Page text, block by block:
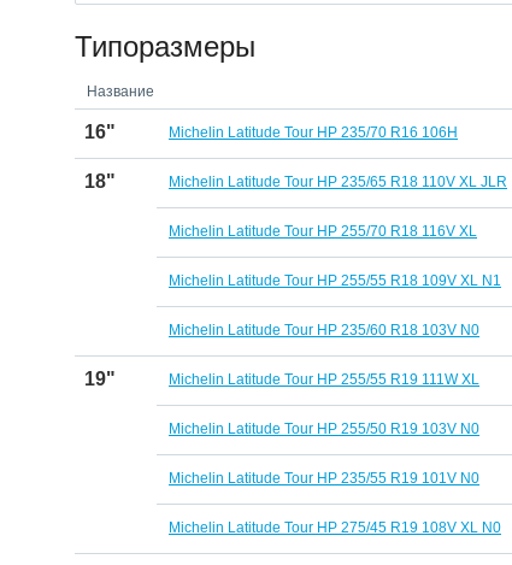
Типоразмеры
Название
16" Michelin Latitude Tour HP 235/70 R16 106H
18" Michelin Latitude Tour HP 235/65 R18 110V XL JLR
Michelin Latitude Tour HP 255/70 R18 116V XL
Michelin Latitude Tour HP 255/55 R18 109V XL N1
Michelin Latitude Tour HP 235/60 R18 103V N0
19" Michelin Latitude Tour HP 255/55 R19 111W XL
Michelin Latitude Tour HP 255/50 R19 103V N0
Michelin Latitude Tour HP 235/55 R19 101V N0
Michelin Latitude Tour HP 275/45 R19 108V XL N0